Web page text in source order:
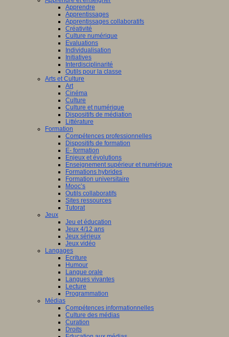
Apprendre
Apprentissages
Apprentissages collaboratifs
Créativité
Culture numérique
Evaluations
Individualisation
Initiatives
Interdisciplinarité
Outils pour la classe
Arts et Culture
Art
Cinéma
Culture
Culture et numérique
Dispositifs de médiation
Littérature
Formation
Compétences professionnelles
Dispositifs de formation
E- formation
Enjeux et évolutions
Enseignement supérieur et numérique
Formations hybrides
Formation universitaire
Mooc’s
Outils collaboratifs
Sites ressources
Tutorat
Jeux
Jeu et éducation
Jeux 4/12 ans
Jeux sérieux
Jeux vidéo
Langages
Ecriture
Humour
Langue orale
Langues vivantes
Lecture
Programmation
Médias
Compétences informationnelles
Culture des médias
Curation
Droits